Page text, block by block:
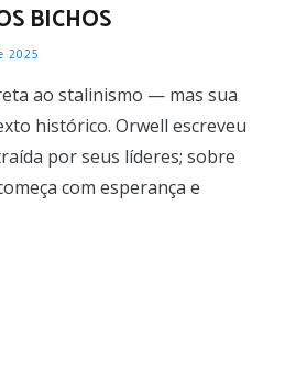
BICHOS
2025
ao stalinismo — mas sua
histórico. Orwell escreveu
por seus líderes; sobre
com esperança e